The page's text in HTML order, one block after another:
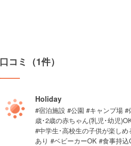
口コミ（1件）
Holiday
#宿泊施設 #公園 #キャンプ場
歳･2歳の赤ちゃん(乳児･幼児
#中学生･高校生の子供が楽し
あり #ベビーカーOK #食事持込